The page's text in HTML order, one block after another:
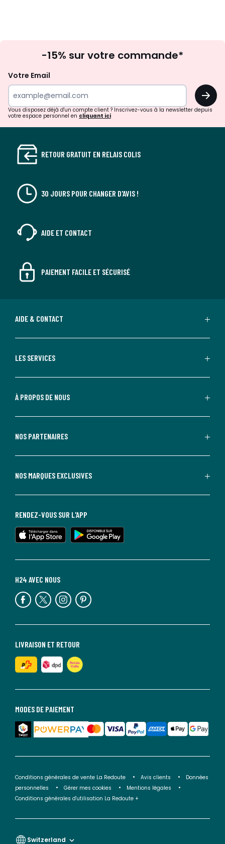
à
newsletter
-15% sur votre commande*
Votre Email
OK
Vous disposez déjà d'un compte client ? Inscrivez-vous à la newsletter depuis
votre espace personnel en cliquant ici
RETOUR GRATUIT EN RELAIS COLIS
30 JOURS POUR CHANGER D'AVIS !
AIDE ET CONTACT
PAIEMENT FACILE ET SÉCURISÉ
AIDE & CONTACT
LES SERVICES
À PROPOS DE NOUS
NOS PARTENAIRES
NOS MARQUES EXCLUSIVES
MODES DE PAIEMENT
LIVRAISON ET RETOUR
H24 AVEC NOUS
RENDEZ-VOUS SUR L'APP
Conditions générales de vente La Redoute Avis clients
Données
personnelles
Gérer mes cookies
Mentions légales
Conditions générales d'utilisation La Redoute +
Switzerland